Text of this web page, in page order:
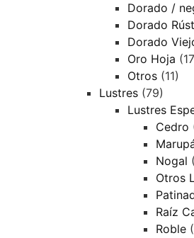
Dorado /
Dorado
Dorado
Oro Hoja
Otros (11)
Lustres (79)
Lustres
Cedro
Nogal
Otros
Raíz
Roble